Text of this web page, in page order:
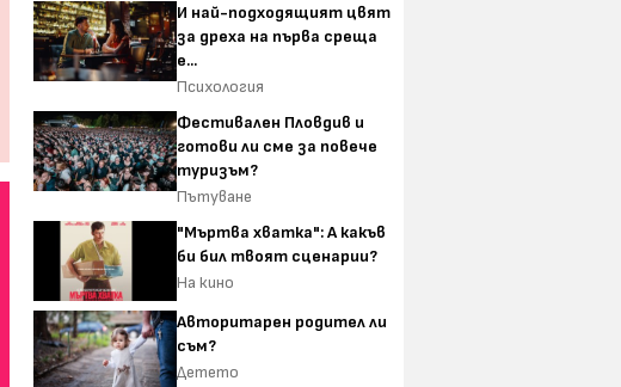
И най-подходящият цвят
за дреха на първа среща
е...
Психология
Фестивален Пловдив и
готови ли сме за повече
туризъм?
Пътуване
"Мъртва хватка": А какъв
би бил твоят сценарии?
На кино
Авторитарен родител ли
съм?
Детето